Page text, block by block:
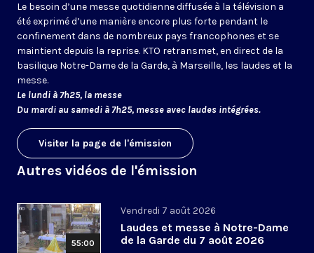
Le besoin d’une messe quotidienne diffusée à la télévision a
été exprimé d’une manière encore plus forte pendant le
confinement dans de nombreux pays francophones et se
maintient depuis la reprise. KTO retransmet, en direct de la
basilique Notre-Dame de la Garde, à Marseille, les laudes et la
messe.
Le lundi à 7h25, la messe
Du mardi au samedi à 7h25, messe avec laudes intégrées.
Visiter la page de l'émission
Autres vidéos de l'émission
55:00
Vendredi 7 août 2026
Laudes et messe à Notre-Dame
de la Garde du 7 août 2026